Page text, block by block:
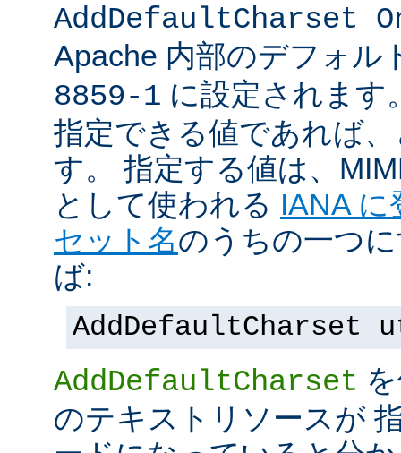
AddDefaultCharset
Apache 内部のデフォル
8859-1 に設定されま
指定できる値であれば
す。 指定する値は、
として使われる IANA
セット名のうちの一つ
ば:
AddDefaultCharset
AddDefaultCharset
のテキストリソースが